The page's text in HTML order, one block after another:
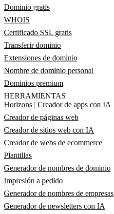
Dominio gratis
WHOIS
Certificado SSL gratis
Transferir dominio
Extensiones de dominio
Nombre de dominio personal
Dominios premium
HERRAMIENTAS
Horizons | Creador de apps con IA
Creador de páginas web
Creador de sitios web con IA
Creador de webs de ecommerce
Plantillas
Generador de nombres de dominio
Impresión a pedido
Generador de nombres de empresas
Generador de newsletters con IA